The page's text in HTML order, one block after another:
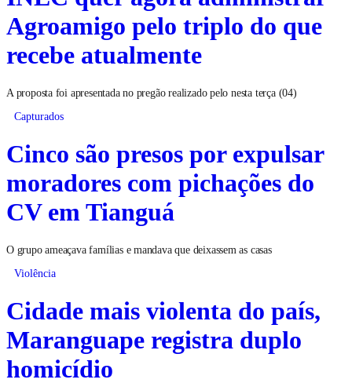
Agroamigo pelo triplo do que
recebe atualmente
A proposta foi apresentada no pregão realizado pelo nesta terça (04)
Capturados
Cinco são presos por expulsar
moradores com pichações do
CV em Tianguá
O grupo ameaçava famílias e mandava que deixassem as casas
Violência
Cidade mais violenta do país,
Maranguape registra duplo
homicídio